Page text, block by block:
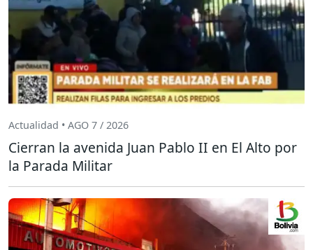
Actualidad • AGO 7 / 2026
Cierran la avenida Juan Pablo II en El Alto por
la Parada Militar